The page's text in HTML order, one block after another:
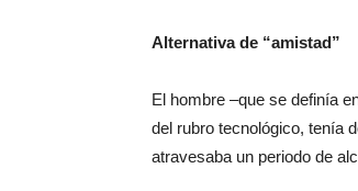
Alternativa de “amistad”
El hombre –que se definía
del rubro tecnológico, tenía
atravesaba un periodo de